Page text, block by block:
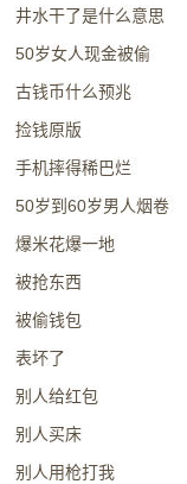
井水干了是什么意思
50岁女人现金被偷
古钱币什么预兆
捡钱原版
手机摔得稀巴烂
50岁到60岁男人烟卷
爆米花爆一地
被抢东西
被偷钱包
表坏了
别人给红包
别人买床
别人用枪打我